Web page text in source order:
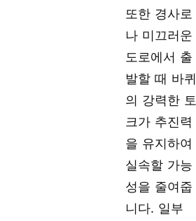
또한 경사로
나 미끄러운
도로에서 출
발할 때 바퀴
의 강력한 토
크가 추진력
을 유지하여
실속할 가능
성을 줄여줍
니다. 일부